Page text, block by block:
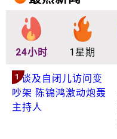
24小时 1星期
1